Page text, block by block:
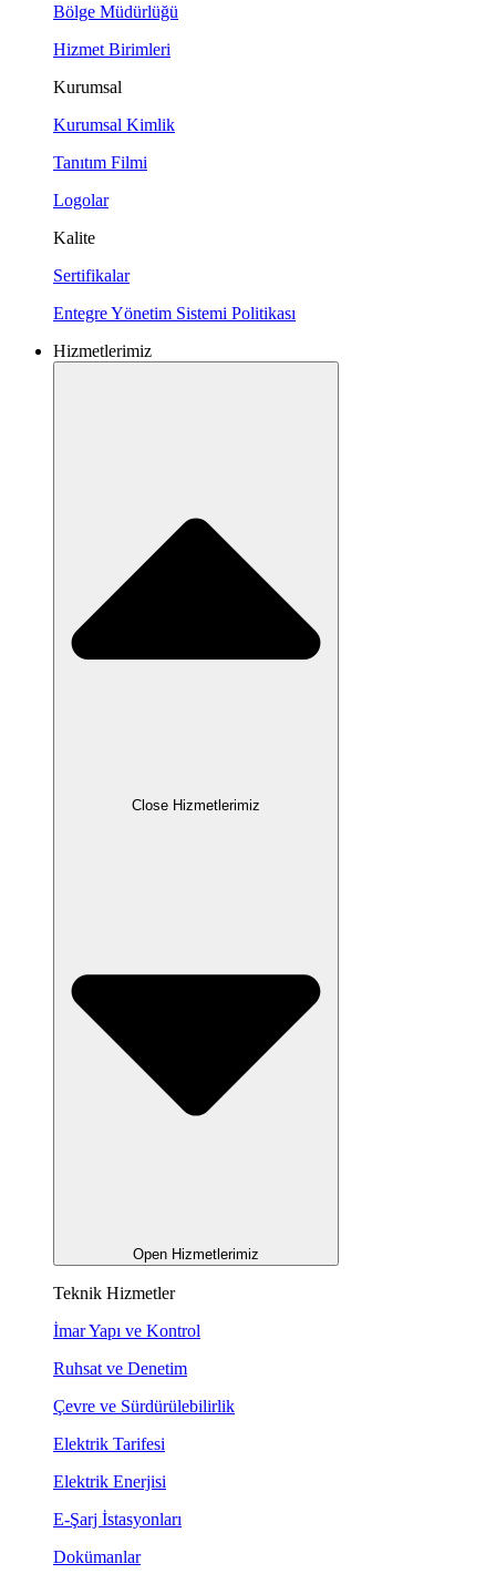
Bölge Müdürlüğü
Hizmet Birimleri
Kurumsal
Kurumsal Kimlik
Tanıtım Filmi
Logolar
Kalite
Sertifikalar
Entegre Yönetim Sistemi Politikası
Hizmetlerimiz
Close Hizmetlerimiz
Open Hizmetlerimiz
Teknik Hizmetler
İmar Yapı ve Kontrol
Ruhsat ve Denetim
Çevre ve Sürdürülebilirlik
Elektrik Tarifesi
Elektrik Enerjisi
E-Şarj İstasyonları
Dokümanlar